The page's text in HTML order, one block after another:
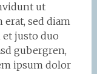
ut
erat, sed diam
et justo duo
gubergren,
ipsum dolor